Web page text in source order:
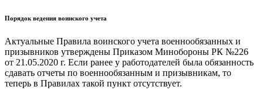
Порядок ведения воинского учета
Актуальные Правила воинского учета военнообязанных и
призывников утверждены Приказом Минобороны РК №226
от 21.05.2020 г. Если ранее у работодателей была обязанность
сдавать отчеты по военнообязанным и призывникам, то
теперь в Правилах такой пункт отсутствует.